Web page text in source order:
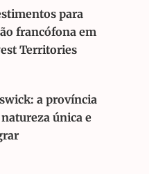
para
francófona em
Territories
a província
única e